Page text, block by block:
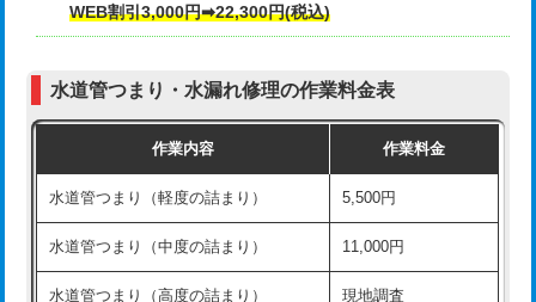
コンクリート斫り（厚さ10㎝まで）
モルタル補修（厚さ10㎝超え） 38,500円
洗面台設置 38,500円
化粧台設置 22,000円
交換・取付（タンク）
式）)
式・ワンホール）)
交換・取付(排水栓・排水トラップ
22,000円+材料費
WEB割引3,000円➡22,300円(税込)
水道管つまり・水漏れ修理の作業料金表
作業内容 作業料金
水道管つまり（軽度の詰まり） 5,500円
水道管つまり（中度の詰まり） 11,000円
水道管つまり（高度の詰まり） 現地調査